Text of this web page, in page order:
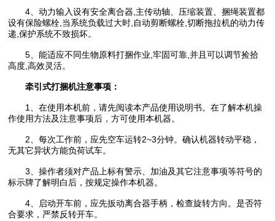
4、动力输入设有安全离合器,主传动轴、压缩装置、捆绳装置都
设有保险螺栓,当系统负载过大时,自动剪断螺栓,切断拖拉机的动力传
递,保护系统不致损坏。
5、能适应不同生物原料打捆作业,牢固可靠,并且可以调节捡拾
高度,高效灵活。
牵引式打捆机注意事项：
1、在使用本机前，请先阅读本产品使用说明书。在了解本机操
作使用方法及注意事项后，方可使用本机器。
2、每次工作前，应先空车运转2~3分钟。确认机器转动平稳，
无其它异状方能负荷试车。
3、操作者须对产品上标有警示、加油及其它注意事项等符号的
标示牌了解明白后，按规定操作本机器。
4、启动开车前，应先扳动离合器手柄，检查旋转方向。是否符
合要求，严禁反转开车。